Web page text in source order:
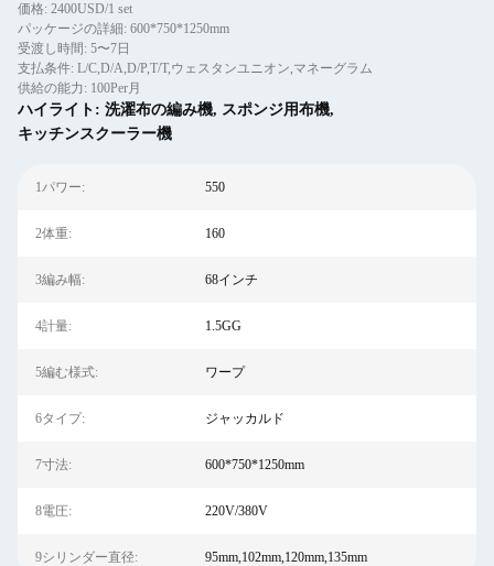
価格: 2400USD/1 set
パッケージの詳細: 600*750*1250mm
受渡し時間: 5〜7日
支払条件: L/C,D/A,D/P,T/T,ウェスタンユニオン,マネーグラム
供給の能力: 100Per月
ハイライト: 洗濯布の編み機, スポンジ用布機,
キッチンスクーラー機
1パワー: 550
2体重: 160
3編み幅: 68インチ
4計量: 1.5GG
5編む様式: ワープ
6タイプ: ジャッカルド
7寸法: 600*750*1250mm
8電圧: 220V/380V
9シリンダー直径: 95mm,102mm,120mm,135mm